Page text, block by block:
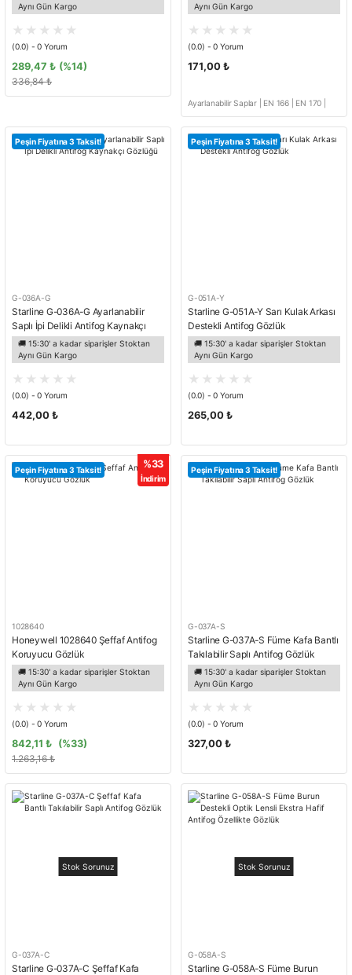
Aynı Gün Kargo
(0.0) - 0 Yorum
289,47 ₺
336,84 ₺
(%14)
Aynı Gün Kargo
(0.0) - 0 Yorum
171,00 ₺
Ayarlanabilir Saplar | EN 166 | EN 170 |
KAT II
Peşin Fiyatına 3 Taksit!
G-036A-G
Starline G-036A-G Ayarlanabilir
Saplı İpi Delikli Antifog Kaynakçı
Gözlüğü
🚚 15:30' a kadar siparişler Stoktan
Aynı Gün Kargo
(0.0) - 0 Yorum
442,00 ₺
Peşin Fiyatına 3 Taksit!
G-051A-Y
Starline G-051A-Y Sarı Kulak Arkası
Destekli Antifog Gözlük
🚚 15:30' a kadar siparişler Stoktan
Aynı Gün Kargo
(0.0) - 0 Yorum
265,00 ₺
%33
İndirim
Peşin Fiyatına 3 Taksit!
1028640
Honeywell 1028640 Şeffaf Antifog
Koruyucu Gözlük
🚚 15:30' a kadar siparişler Stoktan
Aynı Gün Kargo
(0.0) - 0 Yorum
842,11 ₺
1.263,16 ₺
(%33)
Peşin Fiyatına 3 Taksit!
G-037A-S
Starline G-037A-S Füme Kafa Bantlı
Takılabilir Saplı Antifog Gözlük
🚚 15:30' a kadar siparişler Stoktan
Aynı Gün Kargo
(0.0) - 0 Yorum
327,00 ₺
Stok Sorunuz
G-037A-C
Starline G-037A-C Şeffaf Kafa
Stok Sorunuz
G-058A-S
Starline G-058A-S Füme Burun